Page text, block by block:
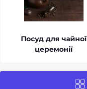
Посуд для чайної
церемонії